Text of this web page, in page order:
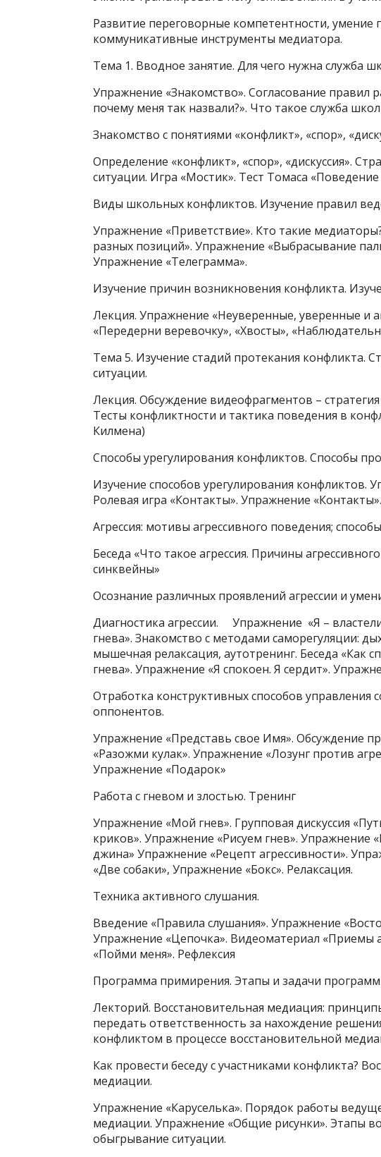
Развитие переговорные компетентности, умение
коммуникативные инструменты медиатора.
Тема 1. Вводное занятие. Для чего нужна служба
Упражнение «Знакомство». Согласование правил
почему меня так назвали?». Что такое служба
Знакомство с понятиями «конфликт», «спор»,
Определение «конфликт», «спор», «дискуссия».
ситуации. Игра «Мостик». Тест Томаса
Виды школьных конфликтов. Изучение правил
Упражнение «Приветствие». Кто такие
разных позиций». Упражнение «Выбрасывание
Упражнение «Телеграмма».
Изучение причин возникновения конфликта.
Лекция. Упражнение «Неуверенные, уверенные и
«Передерни веревочку», «Хвосты»,
Тема 5. Изучение стадий протекания конфликта.
ситуации.
Лекция. Обсуждение видеофрагментов –
Тесты конфликтности и тактика поведения в
Килмена)
Способы урегулирования конфликтов. Способы
Изучение способов урегулирования конфликтов.
Ролевая игра «Контакты». Упражнение «Контакты».
Агрессия: мотивы агрессивного поведения;
Беседа «Что такое агрессия. Причины
синквейны»
Осознание различных проявлений агрессии и
Диагностика агрессии. Упражнение «Я –
гнева». Знакомство с методами саморегуляции:
мышечная релаксация, аутотренинг. Беседа «Как
гнева». Упражнение «Я спокоен. Я сердит».
Отработка конструктивных способов управления
оппонентов.
Упражнение «Представь свое Имя». Обсуждение
«Разожми кулак». Упражнение «Лозунг против
Упражнение «Подарок»
Работа с гневом и злостью. Тренинг
Упражнение «Мой гнев». Групповая дискуссия
криков». Упражнение «Рисуем гнев». Упражнение
джина» Упражнение «Рецепт агрессивности».
«Две собаки», Упражнение «Бокс». Релаксация.
Техника активного слушания.
Введение «Правила слушания». Упражнение
Упражнение «Цепочка». Видеоматериал «Приемы
«Пойми меня». Рефлексия
Программа примирения. Этапы и задачи
Лекторий. Восстановительная медиация:
передать ответственность за нахождение
конфликтом в процессе восстановительной
Как провести беседу с участниками конфликта?
медиации.
Упражнение «Каруселька». Порядок работы
медиации. Упражнение «Общие рисунки». Этапы
обыгрывание ситуации.